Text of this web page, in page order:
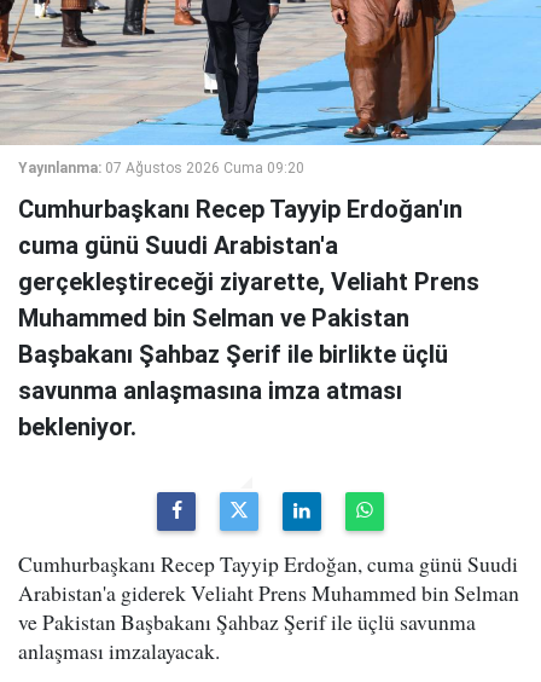
Yayınlanma: 07 Ağustos 2026 Cuma 09:20
Cumhurbaşkanı Recep Tayyip Erdoğan'ın
cuma günü Suudi Arabistan'a
gerçekleştireceği ziyarette, Veliaht Prens
Muhammed bin Selman ve Pakistan
Başbakanı Şahbaz Şerif ile birlikte üçlü
savunma anlaşmasına imza atması
bekleniyor.
Cumhurbaşkanı Recep Tayyip Erdoğan, cuma günü Suudi
Arabistan'a giderek Veliaht Prens Muhammed bin Selman
ve Pakistan Başbakanı Şahbaz Şerif ile üçlü savunma
anlaşması imzalayacak.